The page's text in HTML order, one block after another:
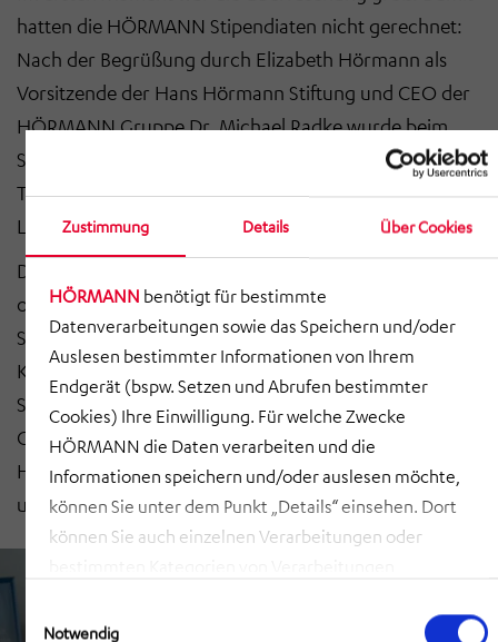
Zustimmung Details Über Cookies
HÖRMANN benötigt für bestimmte
Datenverarbeitungen sowie das Speichern und/oder
Auslesen bestimmter Informationen von Ihrem
Endgerät (bspw. Setzen und Abrufen bestimmter
Cookies) Ihre Einwilligung. Für welche Zwecke
HÖRMANN die Daten verarbeiten und die
Informationen speichern und/oder auslesen möchte,
können Sie unter dem Punkt „Details“ einsehen. Dort
können Sie auch einzelnen Verarbeitungen oder
Sie ein, dass HÖRMANN alle der erläuterten
Notwendig
hatten die HÖRMANN Stipendiaten nicht gerechnet:
Nach der Begrüßung durch Elizabeth Hörmann als
Vorsitzende der Hans Hörmann Stiftung und CEO der
HÖRMANN Gruppe Dr. Michael Radke wurde beim
Stipendiatentag Lego gespielt. Vermutlich hatten die
Teilnehmerinnen und Teilnehmer die kleinen bunten
Legosteine schon lange nicht mehr in der Hand.
Der Lego-Workshop wurde von HÖRMANN Digital
organisiert. Die Stipendiaten bauten methodisch von
Scrum folgend eine Stadt für einen imaginären
Kunden. Jedes Jahr kommen die Stipendiaten der
Stiftung zusammen, immer in einer anderen
Gesellschaft. Ziel ist, dass die Stipendiaten die
HÖRMANN Gruppe kennenlernen und sich
untereinander vernetzen.